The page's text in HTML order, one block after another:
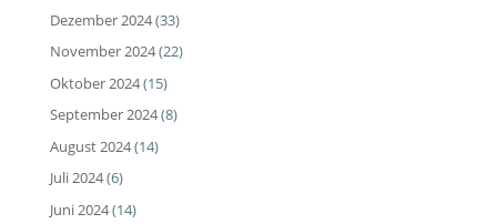
Dezember 2024(33)
November 2024(22)
Oktober 2024(15)
September 2024(8)
August 2024(14)
Juli 2024(6)
Juni 2024(14)